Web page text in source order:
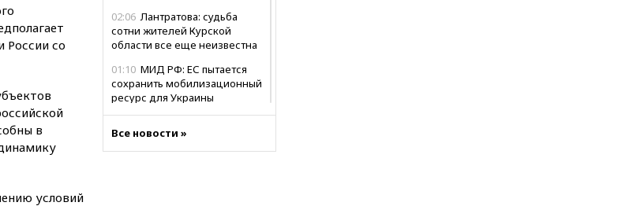
02:06 Лантратова: судьба
сотни жителей Курской
области все еще неизвестна
01:10 МИД РФ: ЕС пытается
сохранить мобилизационный
ресурс для Украины
Бэтмена» показала лицо
после последней операции
Все новости »
России со
в
условий